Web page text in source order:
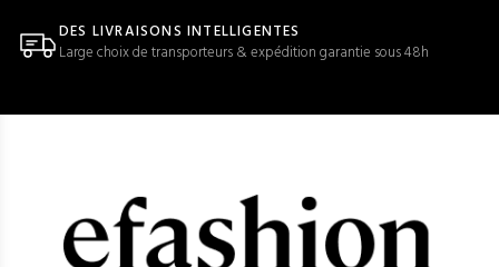
DES LIVRAISONS INTELLIGENTES
Large choix de transporteurs & expédition garantie sous 48h